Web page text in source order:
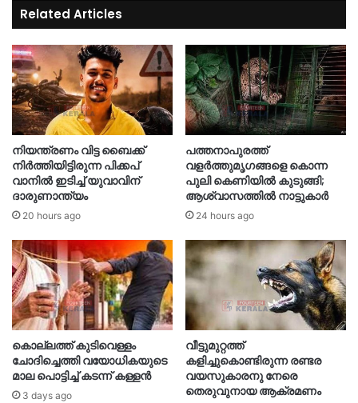
Related Articles
നിയന്ത്രണം വിട്ട ബൈക്ക്
നിർത്തിയിട്ടിരുന്ന പിക്കപ്
വാനിൽ ഇടിച്ച് യുവാവിന്
ദാരുണാന്ത്യം
20 hours ago
പത്തനാപുരത്ത്
വളർത്തുമൃഗങ്ങളെ കൊന്ന
പുലി കെണിയിൽ കുടുങ്ങി;
ആശ്വാസത്തിൽ നാട്ടുകാർ
24 hours ago
കൊല്ലത്ത് കുടിവെള്ളം
ചോദിച്ചെത്തി വയോധികയുടെ
മാല പൊട്ടിച്ച് കടന്ന് കള്ളൻ
3 days ago
വീട്ടുമുറ്റത്ത്
കളിച്ചുകൊണ്ടിരുന്ന രണ്ടര
വയസുകാരനു നേരെ
തെരുവുനായ ആക്രമണം